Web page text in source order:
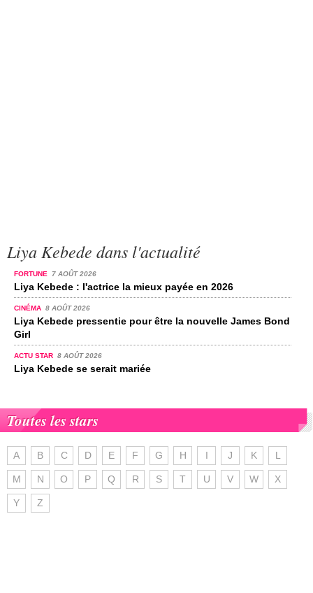
Liya Kebede dans l'actualité
FORTUNE 7 AOÛT 2026
Liya Kebede : l'actrice la mieux payée en 2026
CINÉMA 8 AOÛT 2026
Liya Kebede pressentie pour être la nouvelle James Bond
Girl
ACTU STAR 8 AOÛT 2026
Liya Kebede se serait mariée
Toutes les stars
A B C D E F G H I J K L
M N O P Q R S T U V W X
Y Z